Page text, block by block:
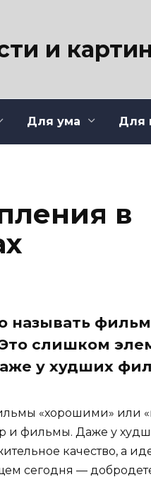
и
Для ума Для
в
называть
слишком
у худших
«хорошими» или
и фильмы. Даже у
качество, а
сегодня —